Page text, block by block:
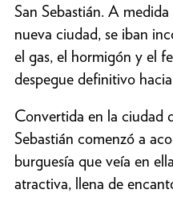
San Sebastián. A
nueva ciudad, se iban
el gas, el hormigón y el
despegue definitivo
Convertida en la ciudad
Sebastián comenzó a
burguesía que veía en
atractiva, llena de